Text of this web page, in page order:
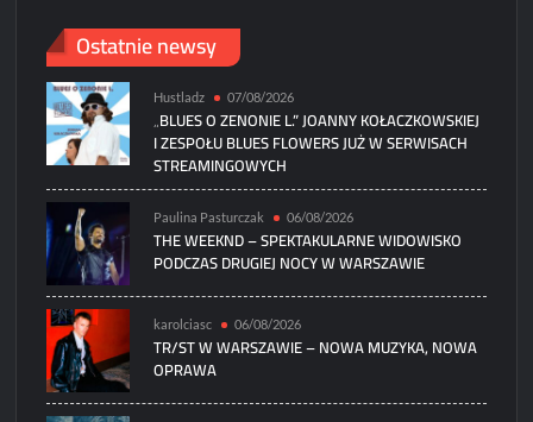
Ostatnie newsy
Hustladz 07/08/2026
„BLUES O ZENONIE L.” JOANNY KOŁACZKOWSKIEJ
I ZESPOŁU BLUES FLOWERS JUŻ W SERWISACH
STREAMINGOWYCH
Paulina Pasturczak 06/08/2026
THE WEEKND – SPEKTAKULARNE WIDOWISKO
PODCZAS DRUGIEJ NOCY W WARSZAWIE
karolciasc 06/08/2026
TR/ST W WARSZAWIE – NOWA MUZYKA, NOWA
OPRAWA